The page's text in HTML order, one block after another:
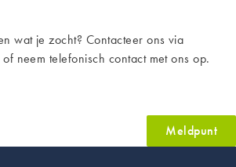
wat je zocht? Contacteer ons via
of neem telefonisch contact met ons op.
Meldpunt